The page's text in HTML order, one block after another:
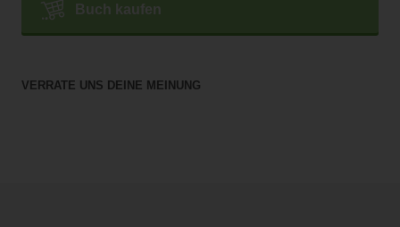
Buch kaufen
VERRATE UNS DEINE MEINUNG